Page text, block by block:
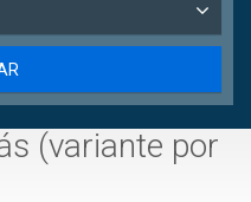
(variante por